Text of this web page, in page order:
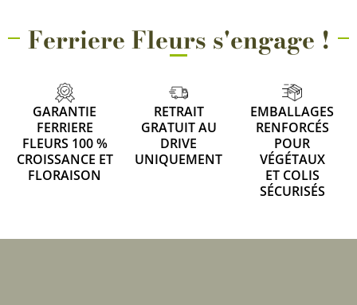
Ferriere Fleurs s'engage !
GARANTIE
FERRIERE
FLEURS 100 %
CROISSANCE ET
FLORAISON
RETRAIT
GRATUIT AU
DRIVE
UNIQUEMENT
EMBALLAGES
RENFORCÉS
POUR
VÉGÉTAUX
ET COLIS
SÉCURISÉS